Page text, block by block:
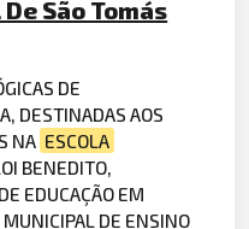
São Tomás
DE
DESTINADAS AOS
NA ESCOLA
BENEDITO,
EDUCAÇÃO EM
MUNICIPAL DE ENSINO